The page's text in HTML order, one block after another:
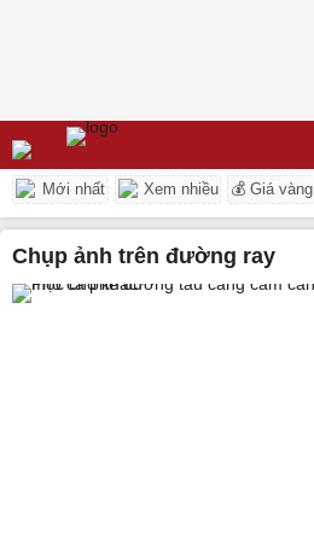
Mới nhất Xem nhiều 💰 Giá vàng
chụp ảnh trên đường ray